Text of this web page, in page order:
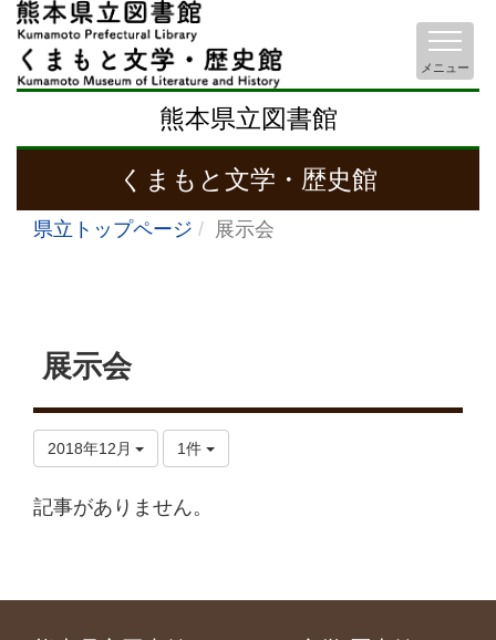
熊本県立図書館
くまもと文学・歴史館
メニュー
県立トップページ 展示会
展示会
2018年12月 1件
記事がありません。